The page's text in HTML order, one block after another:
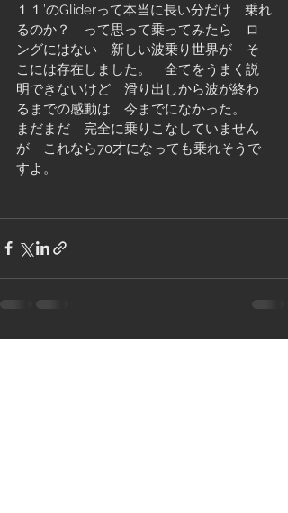
１１’のGliderって本当に長い分だけ　乗れ
るのか？　って思って乗ってみたら　ロ
ングにはない　新しい波乗り世界が　そ
こには存在しました。　全てをうまく説
明できないけど　滑り出しから波が終わ
るまでの感動は　今までになかった。
まだまだ　完全に乗りこなしていません
が　これなら70才になっても乗れそうで
すよ。